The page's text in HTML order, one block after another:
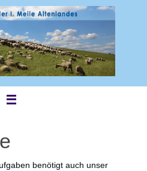
benötigt auch unser